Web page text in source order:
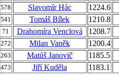
578 Slavomír Hác
1224.6
541 Tomáš Bílek
1210.8
71 Drahomíra Venclová
1208.7
272 Milan Vaněk
1200.4
263 Matúš Janovič
1185.5
473 Jiří Kuděla
1183.1